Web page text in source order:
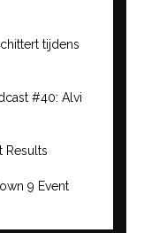
tijdens
#40: Alvi
Results
9 Event